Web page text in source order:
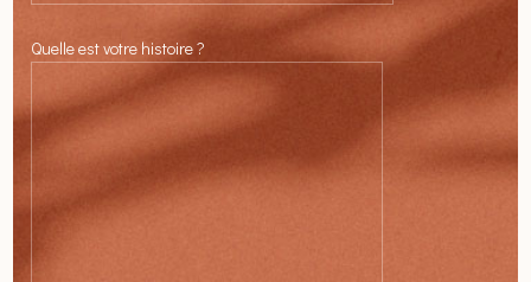
Quelle est votre histoire ?